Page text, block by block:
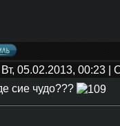
05.02.2013, 00:23
сие чудо???